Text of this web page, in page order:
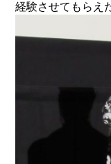
経験させてもらえ